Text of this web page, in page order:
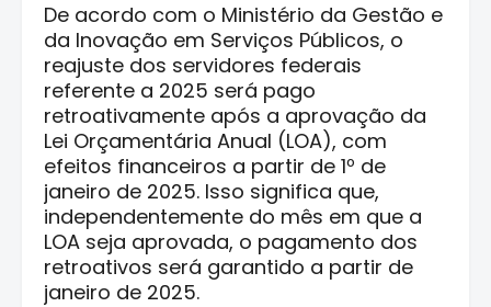
De acordo com o Ministério da Gestão e
da Inovação em Serviços Públicos, o
reajuste dos servidores federais
referente a 2025 será pago
retroativamente após a aprovação da
Lei Orçamentária Anual (LOA), com
efeitos financeiros a partir de 1º de
janeiro de 2025. Isso significa que,
independentemente do mês em que a
LOA seja aprovada, o pagamento dos
retroativos será garantido a partir de
janeiro de 2025.